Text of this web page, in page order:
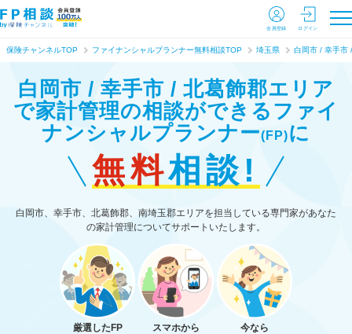
会員登録 ログイン
保険チャンネルTOP ファイナンシャルプランナー無料相談TOP 埼玉県 白岡市 / 幸手市
白岡市 / 幸手市 / 北葛飾郡エリア
で家計管理の相談ができる ファイ
ナンシャルプランナー(FP)に
無料相談!
白岡市、幸手市、北葛飾郡、南埼玉郡エリアを担当している専門家があなた
の家計管理についてサポートいたします。
厳選したFP
スマホから
今なら